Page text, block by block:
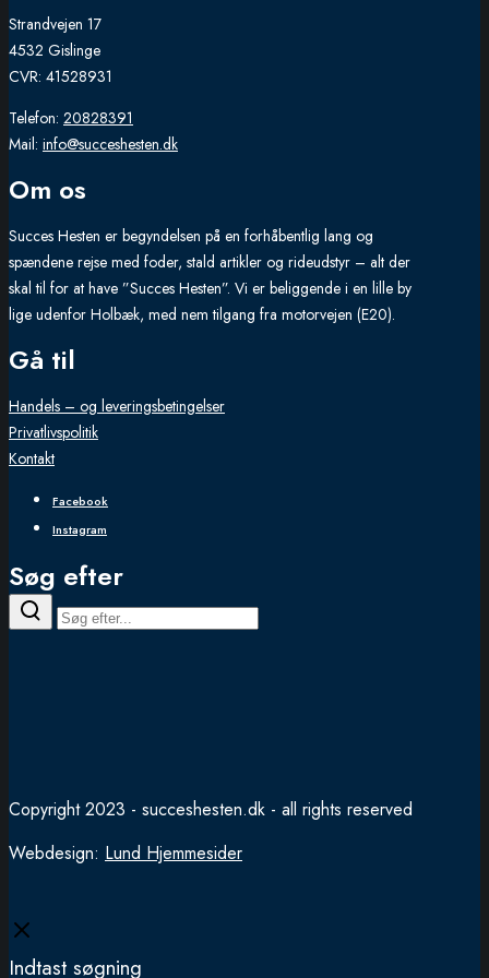
Strandvejen 17
4532 Gislinge
CVR: 41528931
Telefon: 20828391
Mail: info@succeshesten.dk
Om os
Succes Hesten er begyndelsen på en forhåbentlig lang og
spændene rejse med foder, stald artikler og rideudstyr – alt der
skal til for at have ”Succes Hesten”. Vi er beliggende i en lille by
lige udenfor Holbæk, med nem tilgang fra motorvejen (E20).
Gå til
Handels – og leveringsbetingelser
Privatlivspolitik
Kontakt
Facebook
Instagram
Søg efter
Copyright 2023 - succeshesten.dk - all rights reserved
Webdesign: Lund Hjemmesider
Close
Indtast søgning